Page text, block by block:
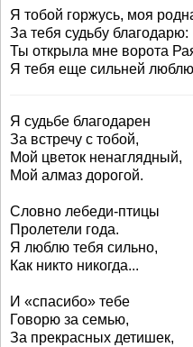
Я тобой горжусь, моя
За тебя судьбу благодарю:
Ты открыла мне ворота
Я тебя еще сильней
Я судьбе благодарен
За встречу с тобой,
Мой цветок ненаглядный,
Мой алмаз дорогой.
Словно лебеди-птицы
Пролетели года.
Я люблю тебя сильно,
Как никто никогда...
И «спасибо» тебе
Говорю за семью,
За прекрасных детишек,